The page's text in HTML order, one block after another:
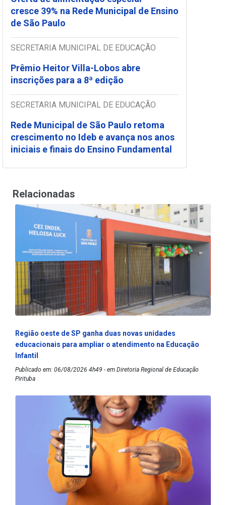
cresce 39% na Rede Municipal de Ensino
de São Paulo
SECRETARIA MUNICIPAL DE EDUCAÇÃO
Prêmio Heitor Villa-Lobos abre
inscrições para a 8ª edição
SECRETARIA MUNICIPAL DE EDUCAÇÃO
Rede Municipal de São Paulo retoma
crescimento no Ideb e avança nos anos
iniciais e finais do Ensino Fundamental
Relacionadas
Região oeste de SP ganha duas novas unidades
educacionais para ampliar o atendimento na Educação
Infantil
Publicado em: 06/08/2026 4h49 - em Diretoria Regional de Educação
Pirituba